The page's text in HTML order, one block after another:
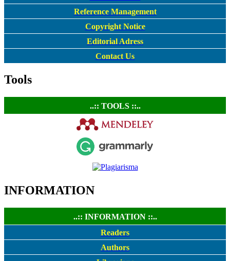
Reference Management
Copyright Notice
Editorial Adress
Contact Us
Tools
..:: TOOLS ::..
INFORMATION
..:: INFORMATION ::..
Readers
Authors